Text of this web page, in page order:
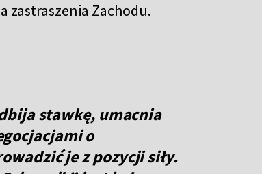
zastraszenia Zachodu.
stawkę, umacnia
o
je z pozycji siły.